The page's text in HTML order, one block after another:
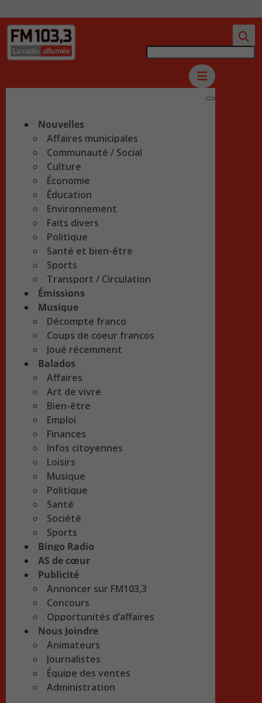
Nouvelles
Affaires municipales
Communauté / Social
Culture
Économie
Éducation
Environnement
Faits divers
Politique
Santé et bien-être
Sports
Transport / Circulation
Émissions
Musique
Décompte franco
Coups de coeur francos
Joué récemment
Balados
Affaires
Art de vivre
Bien-être
Emploi
Finances
Infos citoyennes
Loisirs
Musique
Politique
Santé
Société
Sports
Bingo Radio
AS de cœur
Publicité
Annoncer sur FM103,3
Concours
Opportunités d’affaires
Nous Joindre
Animateurs
Journalistes
Équipe des ventes
Administration